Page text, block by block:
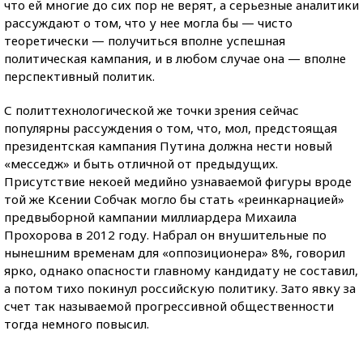
что ей многие до сих пор не верят, а серьезные аналитики
рассуждают о том, что у нее могла бы — чисто
теоретически — получиться вполне успешная
политическая кампания, и в любом случае она — вполне
перспективный политик.
С политтехнологической же точки зрения сейчас
популярны рассуждения о том, что, мол, предстоящая
президентская кампания Путина должна нести новый
«месседж» и быть отличной от предыдущих.
Присутствие некоей медийно узнаваемой фигуры вроде
той же Ксении Собчак могло бы стать «реинкарнацией»
предвыборной кампании миллиардера Михаила
Прохорова в 2012 году. Набрал он внушительные по
нынешним временам для «оппозиционера» 8%, говорил
ярко, однако опасности главному кандидату не составил,
а потом тихо покинул российскую политику. Зато явку за
счет так называемой прогрессивной общественности
тогда немного повысил.